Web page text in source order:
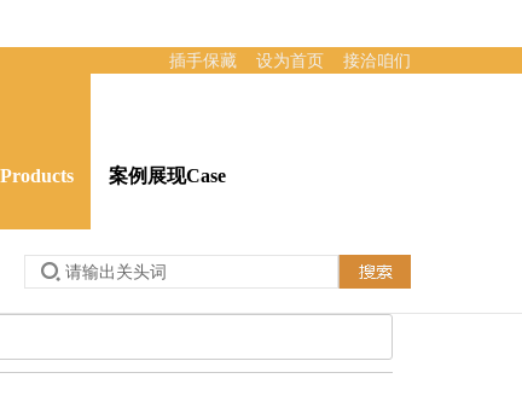
插手保藏 设为首页 接洽咱们
案例展现Case